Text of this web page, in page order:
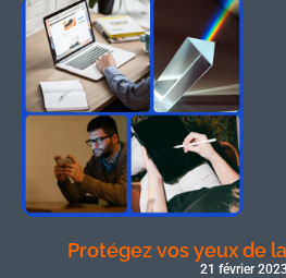
Protégez vos yeux de
21 février 2023